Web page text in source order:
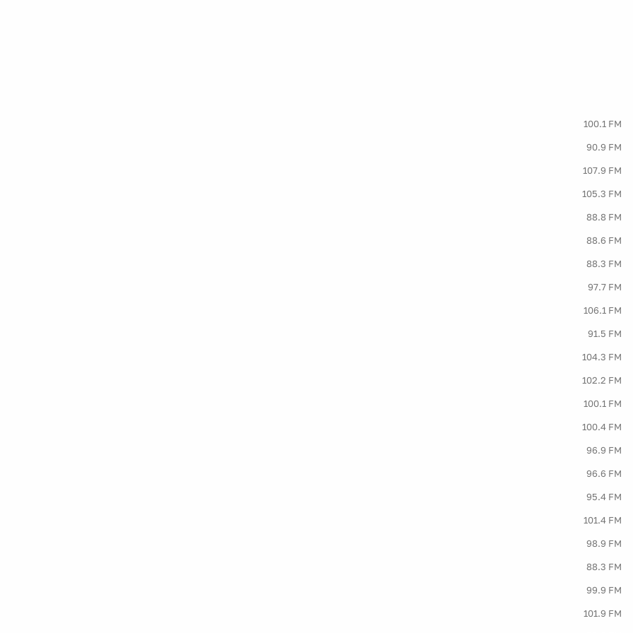
100.1 FM
90.9 FM
107.9 FM
105.3 FM
88.8 FM
88.6 FM
88.3 FM
97.7 FM
106.1 FM
91.5 FM
104.3 FM
102.2 FM
100.1 FM
100.4 FM
96.9 FM
96.6 FM
95.4 FM
101.4 FM
98.9 FM
88.3 FM
99.9 FM
101.9 FM